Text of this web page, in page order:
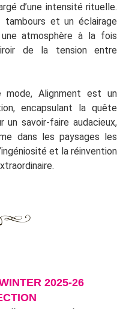
d’une intensité rituelle.
tambours et un éclairage
une atmosphère à la fois
de la tension entre
mode, Alignment est un
encapsulant la quête
un savoir-faire audacieux,
dans les paysages les
et la réinvention
2025-26